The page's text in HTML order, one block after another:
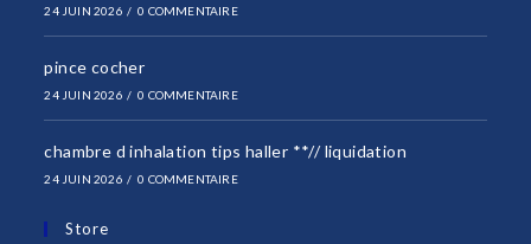
24 JUIN 2026 / 0 COMMENTAIRE
pince cocher
24 JUIN 2026 / 0 COMMENTAIRE
chambre d inhalation tips haller **// liquidation
24 JUIN 2026 / 0 COMMENTAIRE
Store